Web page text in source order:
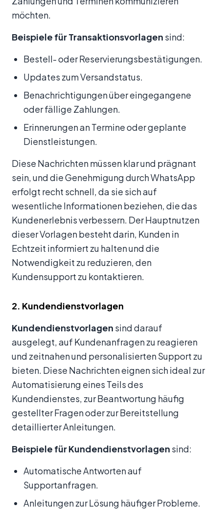
möchten.
Beispiele für Transaktionsvorlagen sind:
Bestell- oder Reservierungsbestätigungen.
Updates zum Versandstatus.
Benachrichtigungen über eingegangene
oder fällige Zahlungen.
Erinnerungen an Termine oder geplante
Dienstleistungen.
Diese Nachrichten müssen klar und prägnant
sein, und die Genehmigung durch WhatsApp
erfolgt recht schnell, da sie sich auf
wesentliche Informationen beziehen, die das
Kundenerlebnis verbessern. Der Hauptnutzen
dieser Vorlagen besteht darin, Kunden in
Echtzeit informiert zu halten und die
Notwendigkeit zu reduzieren, den
Kundensupport zu kontaktieren.
2. Kundendienstvorlagen
Kundendienstvorlagen sind darauf
ausgelegt, auf Kundenanfragen zu reagieren
und zeitnahen und personalisierten Support zu
bieten. Diese Nachrichten eignen sich ideal zur
Automatisierung eines Teils des
Kundendienstes, zur Beantwortung häufig
gestellter Fragen oder zur Bereitstellung
detaillierter Anleitungen.
Beispiele für Kundendienstvorlagen sind:
Automatische Antworten auf
Supportanfragen.
Anleitungen zur Lösung häufiger Probleme.